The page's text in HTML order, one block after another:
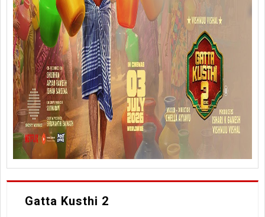
Gatta Kusthi 2